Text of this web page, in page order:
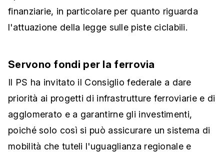
finanziarie, in particolare per quanto riguarda
l'attuazione della legge sulle piste ciclabili.
Servono fondi per la ferrovia
Il PS ha invitato il Consiglio federale a dare
priorità ai progetti di infrastrutture ferroviarie e di
agglomerato e a garantirne gli investimenti,
poiché solo così si può assicurare un sistema di
mobilità che tuteli l'uguaglianza regionale e